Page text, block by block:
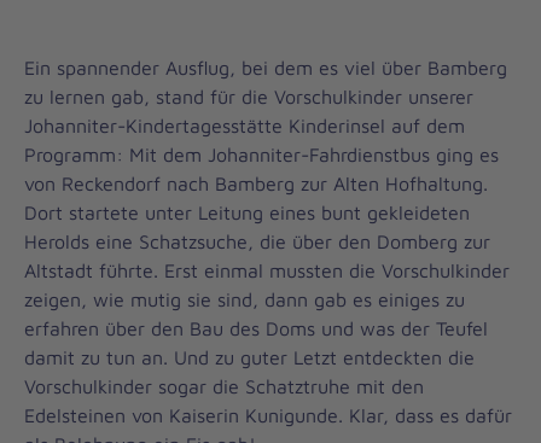
Ein spannender Ausflug, bei dem es viel über Bamberg
zu lernen gab, stand für die Vorschulkinder unserer
Johanniter-Kindertagesstätte Kinderinsel auf dem
Programm: Mit dem Johanniter-Fahrdienstbus ging es
von Reckendorf nach Bamberg zur Alten Hofhaltung.
Dort startete unter Leitung eines bunt gekleideten
Herolds eine Schatzsuche, die über den Domberg zur
Altstadt führte. Erst einmal mussten die Vorschulkinder
zeigen, wie mutig sie sind, dann gab es einiges zu
erfahren über den Bau des Doms und was der Teufel
damit zu tun an. Und zu guter Letzt entdeckten die
Vorschulkinder sogar die Schatztruhe mit den
Edelsteinen von Kaiserin Kunigunde. Klar, dass es dafür